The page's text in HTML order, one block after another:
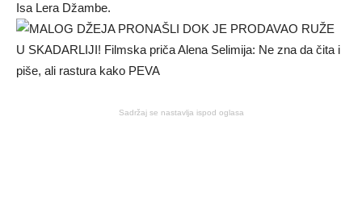
Isa Lera Džambe.
Sadržaj se nastavlja ispod oglasa